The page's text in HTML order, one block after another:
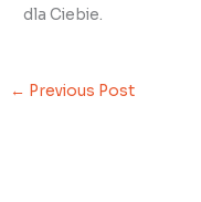
dla Ciebie.
← Previous Post